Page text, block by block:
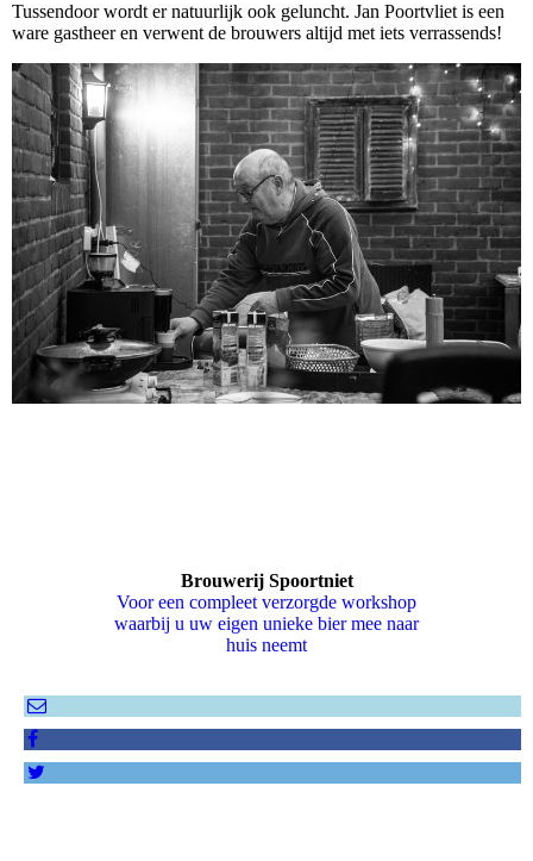
Tussendoor wordt er natuurlijk ook geluncht. Jan Poortvliet is een
ware gastheer en verwent de brouwers altijd met iets verrassends!
Brouwerij Spoortniet
Voor een compleet verzorgde workshop
waarbij u uw eigen unieke bier mee naar
huis neemt